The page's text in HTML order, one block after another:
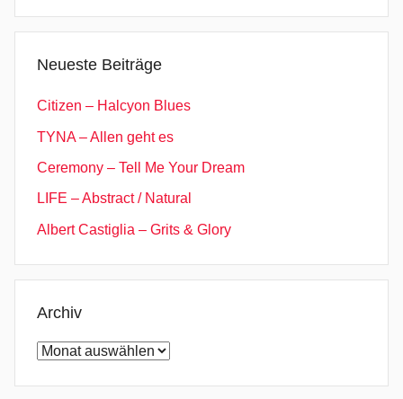
Neueste Beiträge
Citizen – Halcyon Blues
TYNA – Allen geht es
Ceremony – Tell Me Your Dream
LIFE – Abstract / Natural
Albert Castiglia – Grits & Glory
Archiv
Archiv